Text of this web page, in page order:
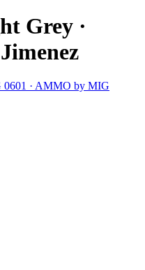
Grey ·